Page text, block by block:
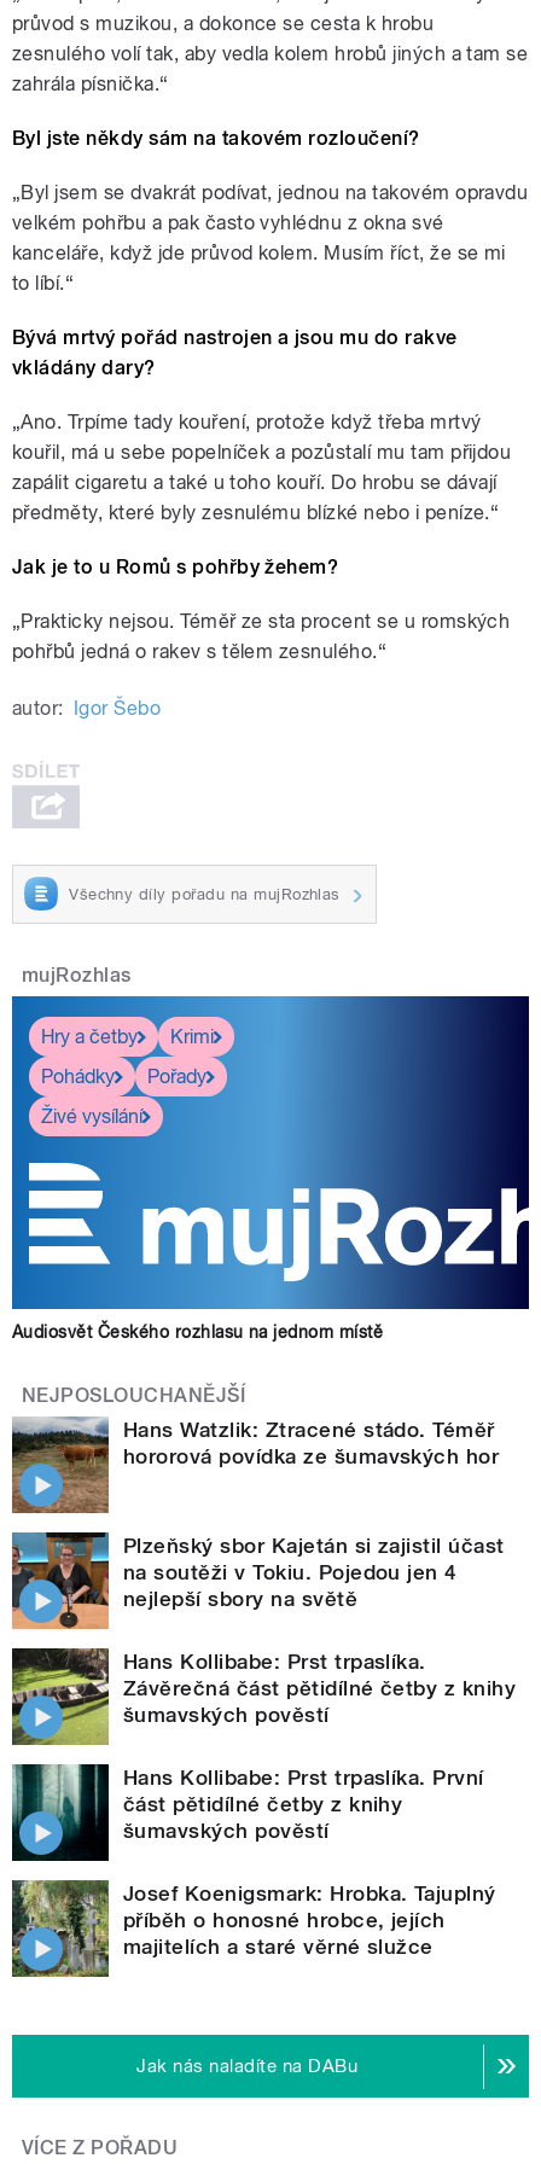
průvod s muzikou, a dokonce se cesta k hrobu
zesnulého volí tak, aby vedla kolem hrobů jiných a tam se
zahrála písnička.“
Byl jste někdy sám na takovém rozloučení?
„Byl jsem se dvakrát podívat, jednou na takovém opravdu
velkém pohřbu a pak často vyhlédnu z okna své
kanceláře, když jde průvod kolem. Musím říct, že se mi
to líbí.“
Bývá mrtvý pořád nastrojen a jsou mu do rakve
vkládány dary?
„Ano. Trpíme tady kouření, protože když třeba mrtvý
kouřil, má u sebe popelníček a pozůstalí mu tam přijdou
zapálit cigaretu a také u toho kouří. Do hrobu se dávají
předměty, které byly zesnulému blízké nebo i peníze.“
Jak je to u Romů s pohřby žehem?
„Prakticky nejsou. Téměř ze sta procent se u romských
pohřbů jedná o rakev s tělem zesnulého.“
autor: Igor Šebo
Všechny díly pořadu na mujRozhlas
mujRozhlas
Hry a četby
Krimi
Pohádky
Pořady
Živé vysílání
Audiosvět Českého rozhlasu na jednom místě
NEJPOSLOUCHANĚJŠÍ
Hans Watzlik: Ztracené stádo. Téměř
hororová povídka ze šumavských hor
Plzeňský sbor Kajetán si zajistil účast
na soutěži v Tokiu. Pojedou jen 4
nejlepší sbory na světě
Hans Kollibabe: Prst trpaslíka.
Závěrečná část pětidílné četby z knihy
šumavských pověstí
Hans Kollibabe: Prst trpaslíka. První
část pětidílné četby z knihy
šumavských pověstí
Josef Koenigsmark: Hrobka. Tajuplný
příběh o honosné hrobce, jejích
majitelích a staré věrné služce
Jak nás naladíte na DABu
VÍCE Z POŘADU